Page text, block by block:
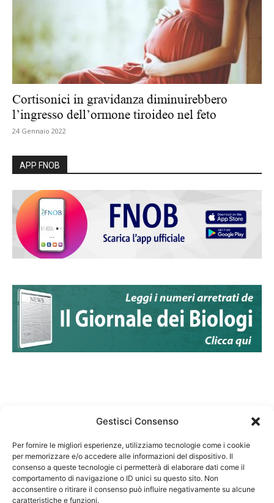
Gestisci Consenso
Per fornire le migliori esperienze, utilizziamo tecnologie come i cookie
per memorizzare e/o accedere alle informazioni del dispositivo. Il
consenso a queste tecnologie ci permetterà di elaborare dati come il
comportamento di navigazione o ID unici su questo sito. Non
acconsentire o ritirare il consenso può influire negativamente su alcune
caratteristiche e funzioni.
Cortisonici in gravidanza diminuirebbero
l’ingresso dell’ormone tiroideo nel feto
24 Gennaio 2022
APP FNOB
Federazione Nazionale Degli Ordini dei Biologi:
codice fiscale 80069130583
Responsabile sito internet www.fnob.it: Vincenzo